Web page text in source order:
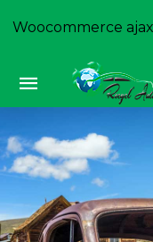
Woocommerce